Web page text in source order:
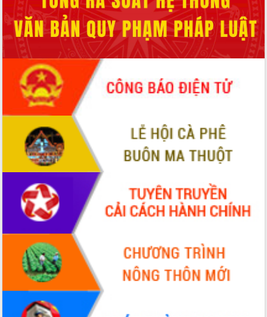
du khách thông qua Hệ thống cơ sở dữ
liệu và Bản đồ số
Tập huấn ứng dụng trí tuệ nhân tạo (AI)
trong thương mại điện tử năm 2026
Đoàn đại biểu Quốc hội tỉnh Đắk Lắk
trao đổi thông tin trước Kỳ họp thứ
nhất, Quốc hội khóa XVI
Quyết liệt cải cách hành chính, khơi
thông nguồn lực phát triển
Nâng cao hiệu lực, hiệu quả HĐND
tỉnh thông qua hiện đại hóa hành chính
Xã Ea Phê gắn cải cách hành chính với
chuyển đổi số
Phó Chủ tịch Thường trực UBND tỉnh
Hồ Thị Nguyên Thảo làm việc tại Trung
tâm Phục vụ hành chính công xã Ea
Xây dựng nền hành chính số đồng
hành cùng nông dân dân, doanh nghiệp
Giai đoạn 2026-2030, Đắk Lắk phấn
đấu có 77% xã đạt chuẩn nông thôn
Chuyển đổi số 'mở đường' cho nông
nghiệp Đắk Lắk tăng trưởng bứt phá